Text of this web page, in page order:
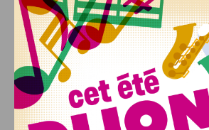
La Minoterie
Informations et réservations :
accueil@laminoterie-
22 / Billetterie en ligne